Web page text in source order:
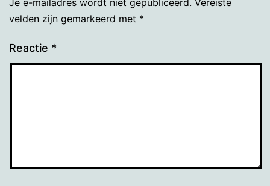
velden zijn gemarkeerd met *
Reactie *